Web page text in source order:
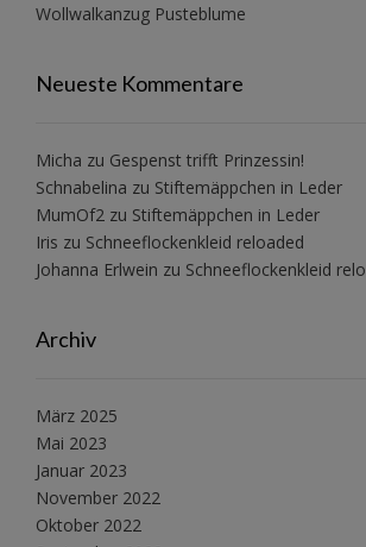
Wollwalkanzug Pusteblume
Neueste Kommentare
Micha zu Gespenst trifft Prinzessin!
Schnabelina zu Stiftemäppchen in Leder
MumOf2 zu Stiftemäppchen in Leder
Iris zu Schneeflockenkleid reloaded
Johanna Erlwein zu Schneeflockenkleid
Archiv
März 2025
Mai 2023
Januar 2023
November 2022
Oktober 2022